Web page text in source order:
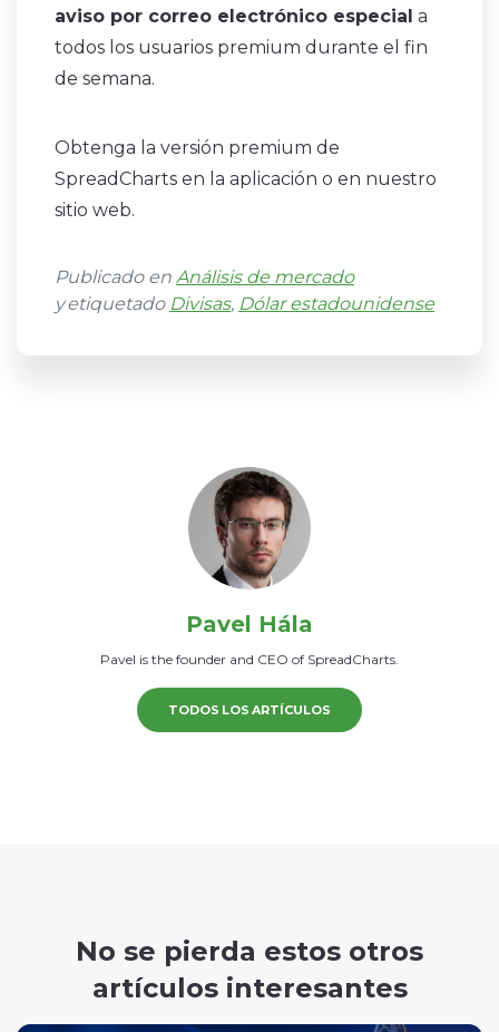
aviso por correo electrónico especial a
todos los usuarios premium durante el fin
de semana.
Obtenga la versión premium de
SpreadCharts en la aplicación o en nuestro
sitio web.
Publicado en Análisis de mercado
y etiquetado Divisas, Dólar estadounidense
Pavel Hála
Pavel is the founder and CEO of SpreadCharts.
TODOS LOS ARTÍCULOS
No se pierda estos otros
artículos interesantes